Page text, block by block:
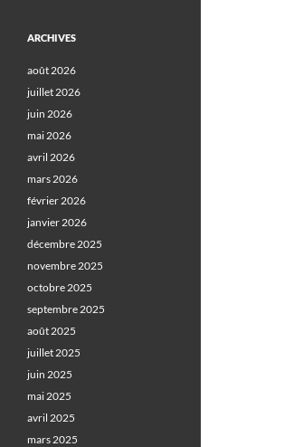
ARCHIVES
août 2026
juillet 2026
juin 2026
mai 2026
avril 2026
mars 2026
février 2026
janvier 2026
décembre 2025
novembre 2025
octobre 2025
septembre 2025
août 2025
juillet 2025
juin 2025
mai 2025
avril 2025
mars 2025